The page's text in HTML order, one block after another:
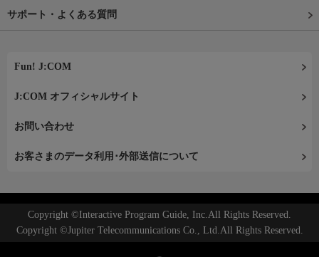
サポート・よくある質問
Fun! J:COM
J:COM オフィシャルサイト
お問い合わせ
お客さまのデータ利用･外部送信について
Copyright ©Interactive Program Guide, Inc.All Rights Reserved.
Copyright ©Jupiter Telecommunications Co., Ltd.All Rights Reserved.